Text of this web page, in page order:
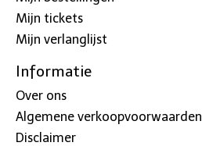
Mijn tickets
Mijn verlanglijst
Informatie
Over ons
Algemene verkoopvoorwaarden
Disclaimer